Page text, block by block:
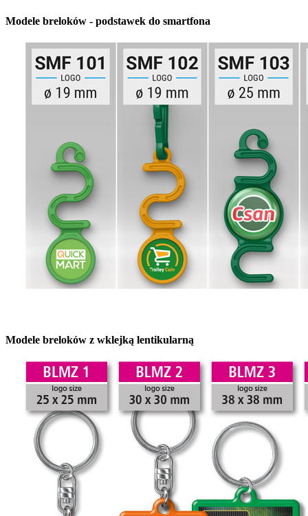
Modele breloków - podstawek do smartfona
Modele breloków z wklejką lentikularną